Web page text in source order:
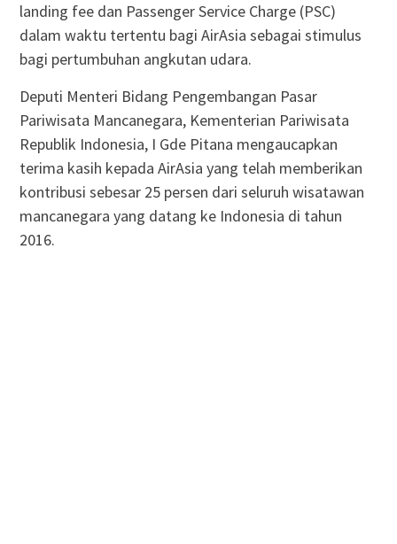
landing fee dan Passenger Service Charge (PSC)
dalam waktu tertentu bagi AirAsia sebagai stimulus
bagi pertumbuhan angkutan udara.
Deputi Menteri Bidang Pengembangan Pasar
Pariwisata Mancanegara, Kementerian Pariwisata
Republik Indonesia, I Gde Pitana mengaucapkan
terima kasih kepada AirAsia yang telah memberikan
kontribusi sebesar 25 persen dari seluruh wisatawan
mancanegara yang datang ke Indonesia di tahun
2016.